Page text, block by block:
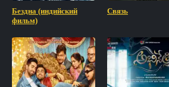
Бездна (индийский
фильм)
Связь